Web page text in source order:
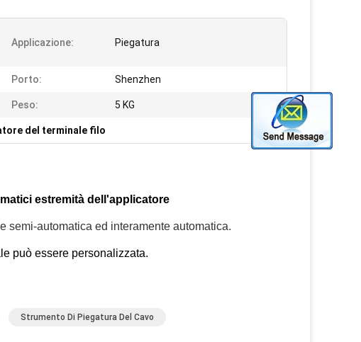
Applicazione: Piegatura
Porto: Shenzhen
Peso: 5 KG
del terminale filo
estremità dell'applicatore
semi-automatica ed interamente automatica.
può essere personalizzata.
Strumento Di Piegatura Del Cavo